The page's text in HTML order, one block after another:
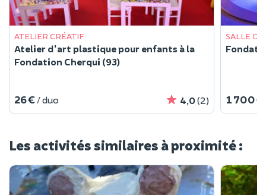
ATELIER CRÉATIF
Atelier d'art plastique pour enfants à la
Fondation Cherqui (93)
26 € / duo 4,0(2)
SALLE
1 700 €
Les activités similaires à proximité :